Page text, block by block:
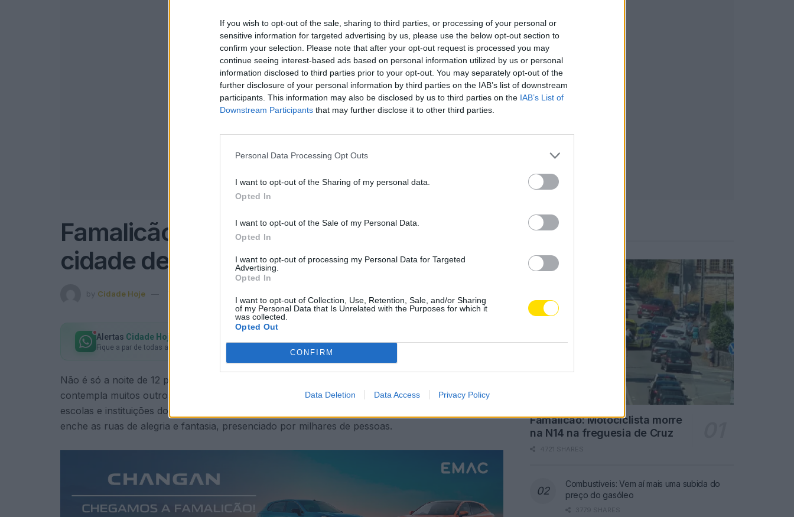
If you wish to opt-out of the sale, sharing to third parties, or processing of your personal or
sensitive information for targeted advertising by us, please use the below opt-out section to
confirm your selection. Please note that after your opt-out request is processed you may
continue seeing interest-based ads based on personal information utilized by us or personal
information disclosed to third parties prior to your opt-out. You may separately opt-out of the
further disclosure of your personal information by third parties on the IAB’s list of downstream
participants. This information may also be disclosed by us to third parties on the IAB’s List of
Downstream Participants that may further disclose it to other third parties.
Personal Data Processing Opt Outs
I want to opt-out of the Sharing of my personal data.
Opted In
I want to opt-out of the Sale of my Personal Data.
Opted In
I want to opt-out of processing my Personal Data for Targeted
Advertising.
Opted In
I want to opt-out of Collection, Use, Retention, Sale, and/or Sharing
of my Personal Data that Is Unrelated with the Purposes for which it
was collected.
Opted Out
CONFIRM
Data Deletion Data Access Privacy Policy
Famalicão: Carnaval infantil enche a
cidade de cor e alegria
by Cidade Hoje 7 de Fevereiro, 2024
Alertas Cidade Hoje
Fique a par de todas as notícias em primeira mão!
Canal Oficial Subscrever
Não é só a noite de 12 para 13 de fevereiro que conta no Carnaval de Famalicão. O programa
contempla muitos outros momentos, com realce para o tradicional desfile das crianças das
escolas e instituições do concelho, na tarde desta sexta-feira. Trata-se de mais um momento que
enche as ruas de alegria e fantasia, presenciado por milhares de pessoas.
Notícias Populares
Famalicão: Motociclista morre
na N14 na freguesia de Cruz
4721 SHARES
Combustíveis: Vem aí mais uma subida do
preço do gasóleo
3779 SHARES